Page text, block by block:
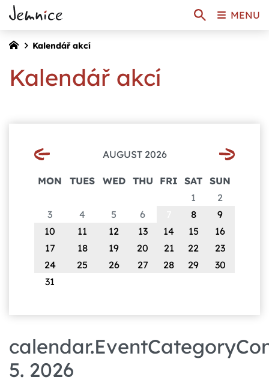
Kalendář akcí
Kalendář akcí
AUGUST 2026
MON TUES WED THU FRI SAT
SUN
1
2
3
4 5 6 8
9
10
11 12 13 14 15
16
17
18 19 20 21 22
23
24
25 26 27 28 29
30
31
5. 2026
MENU